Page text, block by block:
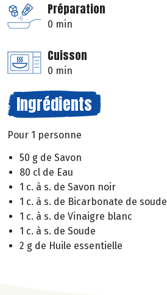
Préparation
0 min
Cuisson
0 min
Ingrédients
Pour 1 personne
50 g de Savon
80 cl de Eau
1 c. à s. de Savon noir
1 c. à s. de Bicarbonate de soude
1 c. à s. de Vinaigre blanc
1 c. à s. de Soude
2 g de Huile essentielle